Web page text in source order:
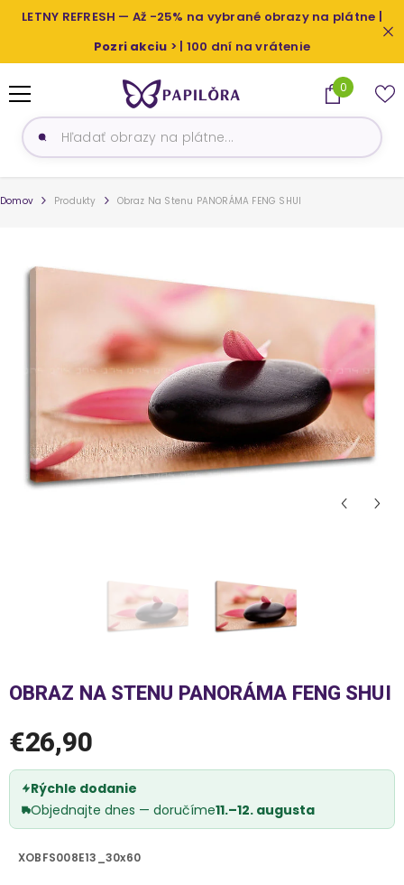
PRESKOČIŤ NA OBSAH
LETNY REFRESH — Až -25% na vybrané obrazy na plátne |
Pozri akciu > | 100 dní na vrátenie
0
0
produkty
Domov Produkty Obraz Na Stenu PANORÁMA FENG SHUI
OBRAZ NA STENU PANORÁMA FENG SHUI
€26,90
Rýchle dodanie
Objednajte dnes — doručíme11.–12. augusta
XOBFS008E13_30x60